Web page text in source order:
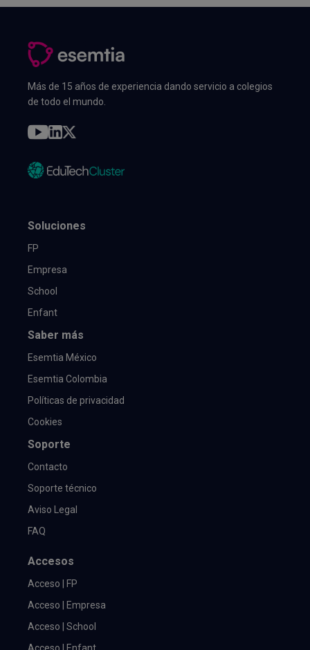
Más de 15 años de experiencia dando servicio a colegios
de todo el mundo.
Soluciones
FP
Empresa
School
Enfant
Saber más
Esemtia México
Esemtia Colombia
Políticas de privacidad
Cookies
Soporte
Contacto
Soporte técnico
Aviso Legal
FAQ
Accesos
Acceso | FP
Acceso | Empresa
Acceso | School
Acceso | Enfant